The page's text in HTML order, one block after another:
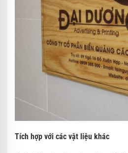
Tích hợp với các vật liệu khác